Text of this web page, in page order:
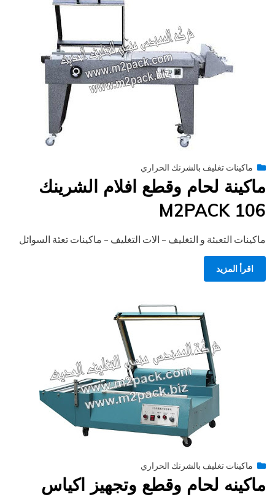
byengmansyPostedأغسطس 27, 2020
ماكينات تغليف بالشرنك الحراري
ماكينة لحام وقطع افلام الشرينك
M2PACK 106
ماكينات التعبئة و التغليف – الات التغليف – ماكينات تعئة السوائل
اقرأ المزيد
byengmansyPostedأغسطس 27, 2020
ماكينات تغليف بالشرنك الحراري
ماكينه لحام وقطع وتجهيز اكياس